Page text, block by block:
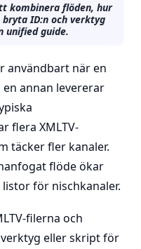
kombinera flöden, hur
ID:n och verktyg
unified guide.
användbart när en
annan levererar
flera XMLTV-
täcker fler kanaler.
flöde ökar
för nischkanaler.
filerna och
eller skript för